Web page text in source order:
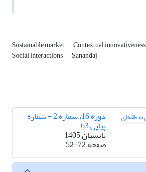
Sustainable market Contextual innovativeness
Social interactions Sanandaj
دوره 16، شماره 2 - شماره
پیاپی 63
تابستان 1405
صفحه52-72